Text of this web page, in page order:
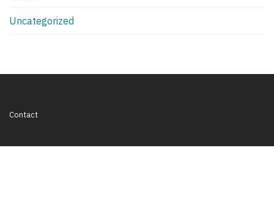
Uncategorized
Contact